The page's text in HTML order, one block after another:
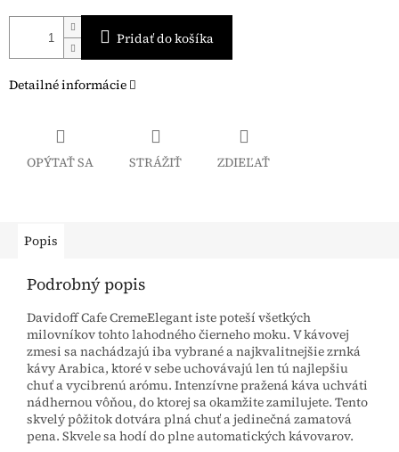
Pridať do košíka
Detailné informácie
OPÝTAŤ SA STRÁŽIŤ ZDIEĽAŤ
Popis
Podrobný popis
Davidoff Cafe CremeElegant iste poteší všetkých
milovníkov tohto lahodného čierneho moku. V kávovej
zmesi sa nachádzajú iba vybrané a najkvalitnejšie zrnká
kávy Arabica, ktoré v sebe uchovávajú len tú najlepšiu
chuť a vycibrenú arómu. Intenzívne pražená káva uchváti
nádhernou vôňou, do ktorej sa okamžite zamilujete. Tento
skvelý pôžitok dotvára plná chuť a jedinečná zamatová
pena. Skvele sa hodí do plne automatických kávovarov.